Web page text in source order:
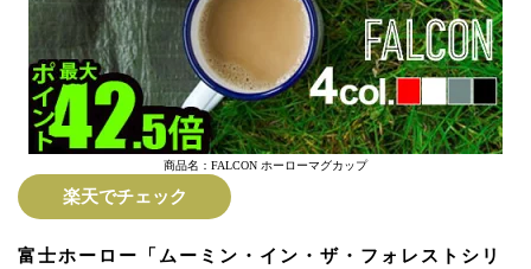
商品名：FALCON ホーローマグカップ
楽天でチェック
富士ホーロー「ムーミン・イン・ザ・フォレストシリ